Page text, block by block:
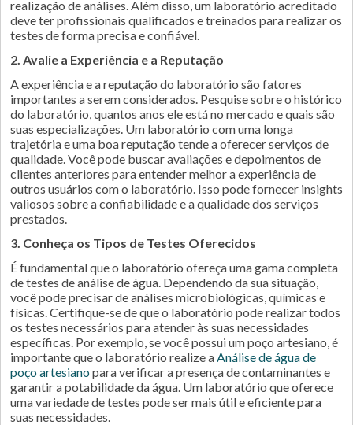
realização de análises. Além disso, um laboratório acreditado
deve ter profissionais qualificados e treinados para realizar os
testes de forma precisa e confiável.
2. Avalie a Experiência e a Reputação
A experiência e a reputação do laboratório são fatores
importantes a serem considerados. Pesquise sobre o histórico
do laboratório, quantos anos ele está no mercado e quais são
suas especializações. Um laboratório com uma longa
trajetória e uma boa reputação tende a oferecer serviços de
qualidade. Você pode buscar avaliações e depoimentos de
clientes anteriores para entender melhor a experiência de
outros usuários com o laboratório. Isso pode fornecer insights
valiosos sobre a confiabilidade e a qualidade dos serviços
prestados.
3. Conheça os Tipos de Testes Oferecidos
É fundamental que o laboratório ofereça uma gama completa
de testes de análise de água. Dependendo da sua situação,
você pode precisar de análises microbiológicas, químicas e
físicas. Certifique-se de que o laboratório pode realizar todos
os testes necessários para atender às suas necessidades
específicas. Por exemplo, se você possui um poço artesiano, é
importante que o laboratório realize aAnálise de água de
poço artesianopara verificar a presença de contaminantes e
garantir a potabilidade da água. Um laboratório que oferece
uma variedade de testes pode ser mais útil e eficiente para
suas necessidades.